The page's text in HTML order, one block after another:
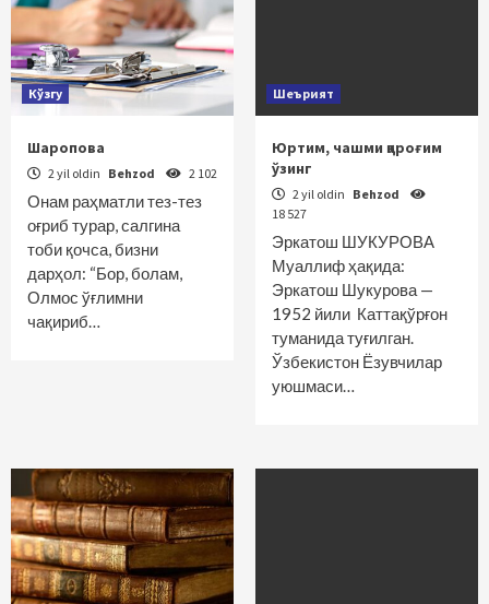
Кўзгу
Шаропова
2 yil oldin Behzod 2 102
Онам раҳматли тез-тез
оғриб турар, салгина
тоби қочса, бизни
дарҳол: “Бор, болам,
Олмос ўғлимни
чақириб…
Шеърият
Юртим, чашми қароғим
ўзинг
2 yil oldin Behzod
18 527
Эркатош ШУКУРОВА
Муаллиф ҳақида:
Эркатош Шукурова —
1952 йили Каттақўрғон
туманида туғилган.
Ўзбекистон Ёзувчилар
уюшмаси…